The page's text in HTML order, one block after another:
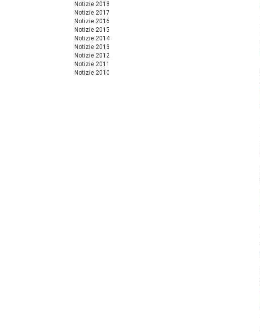
Notizie 2018
Notizie 2017
Notizie 2016
Notizie 2015
Notizie 2014
Notizie 2013
Notizie 2012
Notizie 2011
Notizie 2010